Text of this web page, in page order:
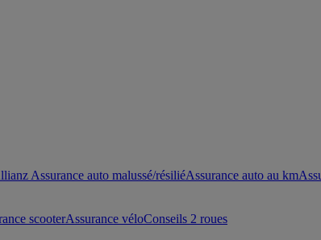
Assurance auto malussé/résiliéAssurance auto au km
scooterAssurance véloConseils 2 roues